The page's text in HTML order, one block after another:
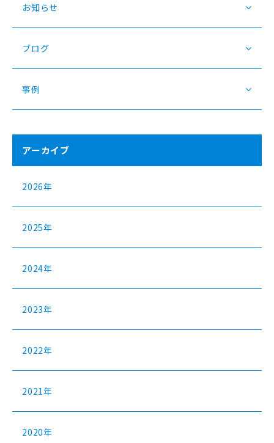
お知らせ
ブログ
事例
アーカイブ
2026年
2025年
2024年
2023年
2022年
2021年
2020年